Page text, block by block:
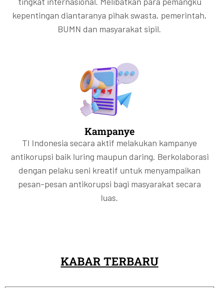
kepentingan diantaranya pihak swasta, pemerintah,
BUMN dan masyarakat sipil.
Kampanye
TI Indonesia secara aktif melakukan kampanye
antikorupsi baik luring maupun daring. Berkolaborasi
dengan pelaku seni kreatif untuk menyampaikan
pesan-pesan antikorupsi bagi masyarakat secara
luas.
KABAR TERBARU